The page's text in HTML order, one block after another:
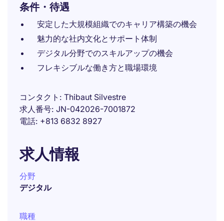
条件・待遇
安定した大規模組織でのキャリア構築の機会
魅力的な社内文化とサポート体制
デジタル分野でのスキルアップの機会
フレキシブルな働き方と職場環境
コンタクト
Thibaut Silvestre
求人番号 JN-042026-7001872
電話 +813 6832 8927
求人情報
分野
デジタル
職種